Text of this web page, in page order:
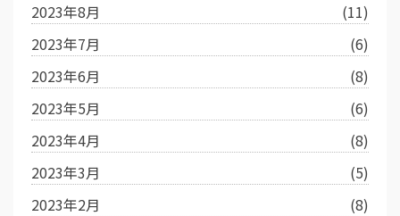
2023年8月
(11)
2023年7月
(6)
2023年6月
(8)
2023年5月
(6)
2023年4月
(8)
2023年3月
(5)
2023年2月
(8)